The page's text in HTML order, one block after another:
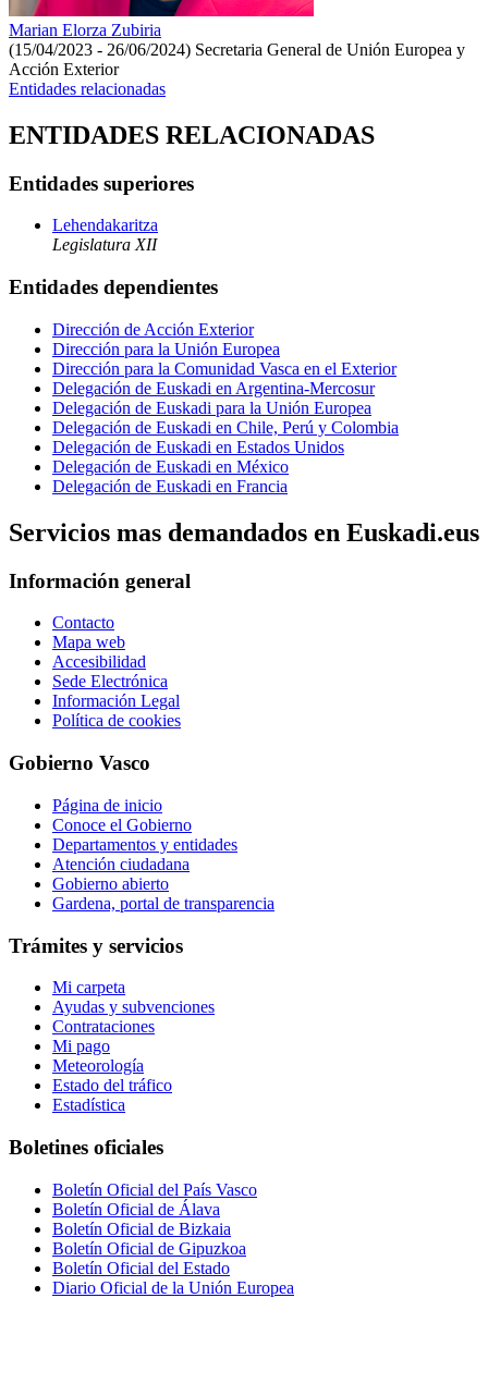
Marian Elorza Zubiria
(15/04/2023 - 26/06/2024) Secretaria General de Unión Europea y
Acción Exterior
Entidades relacionadas
ENTIDADES RELACIONADAS
Entidades superiores
Lehendakaritza
Legislatura XII
Entidades dependientes
Dirección de Acción Exterior
Dirección para la Unión Europea
Dirección para la Comunidad Vasca en el Exterior
Delegación de Euskadi en Argentina-Mercosur
Delegación de Euskadi para la Unión Europea
Delegación de Euskadi en Chile, Perú y Colombia
Delegación de Euskadi en Estados Unidos
Delegación de Euskadi en México
Delegación de Euskadi en Francia
Servicios mas demandados en Euskadi.eus
Información general
Contacto
Mapa web
Accesibilidad
Sede Electrónica
Información Legal
Política de cookies
Gobierno Vasco
Página de inicio
Conoce el Gobierno
Departamentos y entidades
Atención ciudadana
Gobierno abierto
Gardena, portal de transparencia
Trámites y servicios
Mi carpeta
Ayudas y subvenciones
Contrataciones
Mi pago
Meteorología
Estado del tráfico
Estadística
Boletines oficiales
Boletín Oficial del País Vasco
Boletín Oficial de Álava
Boletín Oficial de Bizkaia
Boletín Oficial de Gipuzkoa
Boletín Oficial del Estado
Diario Oficial de la Unión Europea